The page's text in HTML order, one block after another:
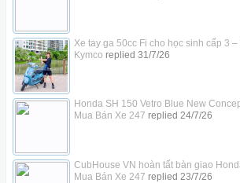
Xe tay ga 50cc Fi cho học sinh cấp 3 –
Kymco replied 31/7/26
Honda SH 150 Vetro Blue New
Mua Bán Xe 247 replied 24/7/26
CubHouse VN hoàn tất bàn giao
Mua Bán Xe 247 replied 23/7/26